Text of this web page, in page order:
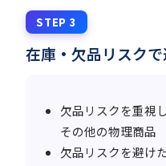
STEP 3
在庫・欠品リスク
欠品リスクを重視
その他の物理商品
欠品リスクを避け